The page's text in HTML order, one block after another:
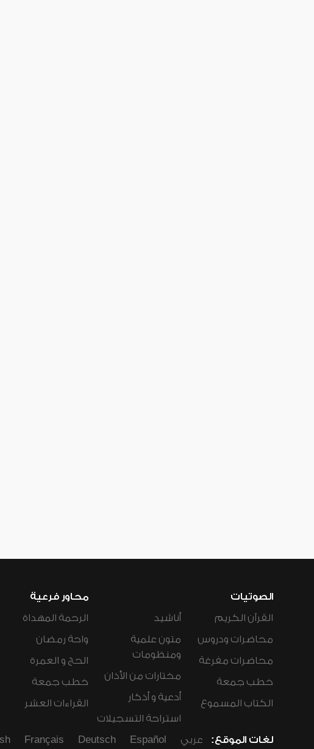
الصوتيات
القرآن الكريم
محاضرات ودروس
محاضرات مفرغة
خطب جمعة
الكتاب المسموع
أناشيد
متون علمية
ومنظومات
مختارات من الأذان
أدعية و أذكار
استراحة التسجيلات
محاور فرعية
الرحمة المهداة
واحة رمضان
الحج و العمرة
خطب جمعة
القراءات العشر
لغات الموقع: عربي Español
Deutsch
Français